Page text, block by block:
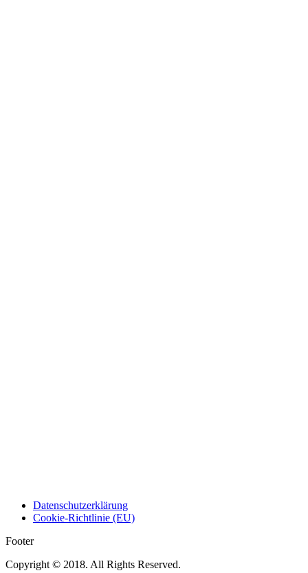
Datenschutzerklärung
Cookie-Richtlinie (EU)
Footer
Copyright © 2018. All Rights Reserved.